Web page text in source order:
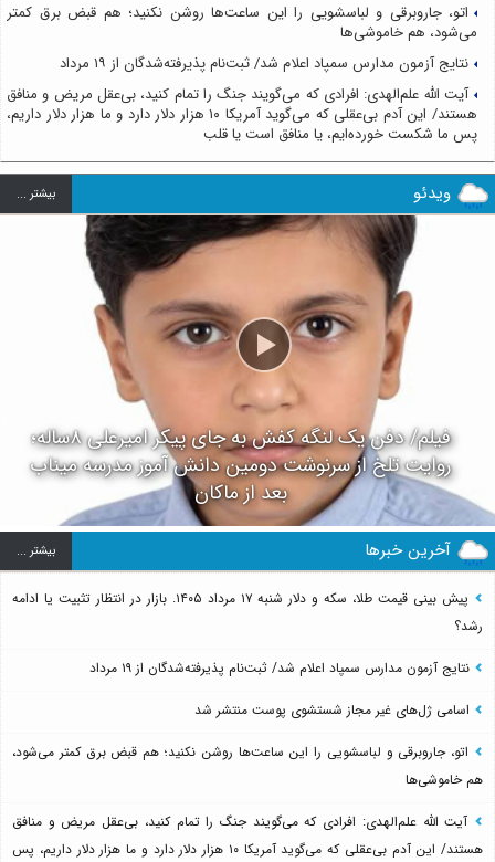
اتو، جاروبرقی و لباسشویی را این ساعت‌ها روشن نکنید؛ هم قبض برق کمتر
می‌شود، هم خاموشی‌ها
نتایج آزمون مدارس سمپاد اعلام شد/ ثبت‌نام پذیرفته‌شدگان از ۱۹ مرداد
آیت الله علم‌الهدی: افرادی که می‌گویند جنگ را تمام کنید، بی‌عقل مریض و منافق
هستند/ این آدم بی‌عقلی که می‌گوید آمریکا ۱۰ هزار دلار دارد و ما هزار دلار داریم،
پس ما شکست خورده‌ایم، یا منافق است یا قلب
ویدئو بيشتر ...
فیلم/ دفن یک لنگه کفش به جای پیکر امیرعلی ۸ساله؛
روایت تلخ از سرنوشت دومین دانش آموز مدرسه میناب
بعد از ماکان
آخرین خبرها بيشتر ...
پیش بینی قیمت طلا، سکه و دلار شنبه ۱۷ مرداد ۱۴۰۵. بازار در انتظار تثبیت یا ادامه
رشد؟
نتایج آزمون مدارس سمپاد اعلام شد/ ثبت‌نام پذیرفته‌شدگان از ۱۹ مرداد
اسامی ژل‌های غیر مجاز شستشوی پوست منتشر شد
اتو، جاروبرقی و لباسشویی را این ساعت‌ها روشن نکنید؛ هم قبض برق کمتر می‌شود،
هم خاموشی‌ها
آیت الله علم‌الهدی: افرادی که می‌گویند جنگ را تمام کنید، بی‌عقل مریض و منافق
هستند/ این آدم بی‌عقلی که می‌گوید آمریکا ۱۰ هزار دلار دارد و ما هزار دلار داریم، پس